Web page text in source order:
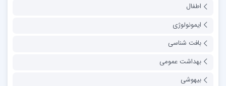
اطفال
ایمونولوژی
بافت شناسی
بهداشت عمومی
بیهوشی